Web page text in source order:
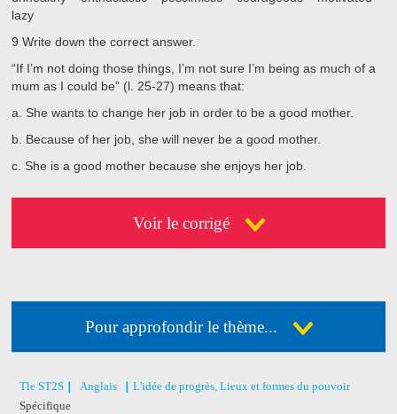
lazy
9 Write down the correct answer.
“If I’m not doing those things, I’m not sure I’m being as much of a
mum as I could be” (l. 25-27) means that:
a.
She wants to change her job in order to be a good mother.
b. Because of her job, she will never be a good mother.
c. She is a good mother because she enjoys her job.
Voir le corrigé
Déja abonné ?
Pas encore abonné ? Consultez nos offres !
Pour approfondir le thème...
Tle ST2S Anglais
L'idée de progrès, Lieux et formes du pouvoir
Spécifique